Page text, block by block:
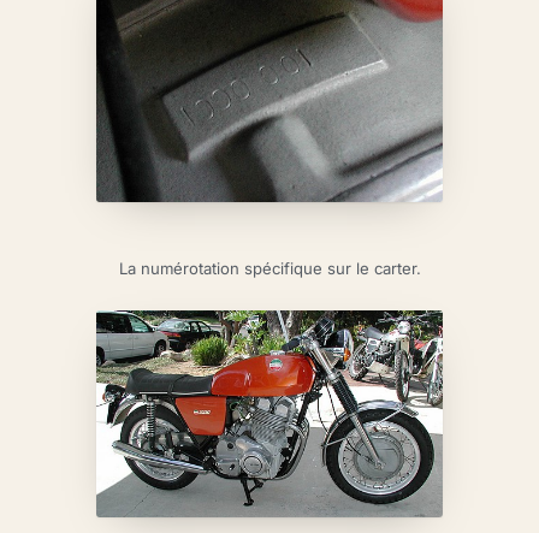
La numérotation spécifique sur le carter.